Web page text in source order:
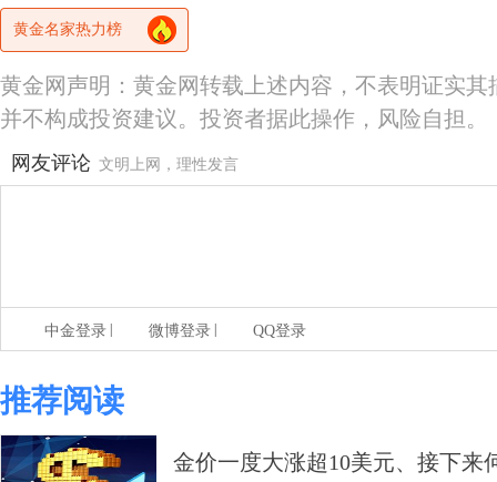
黄金名家热力榜
黄金网声明：黄金网转载上述内容，不表明证实
并不构成投资建议。投资者据此操作，风险自担。
网友评论 文明上网，理性发言
中金登录 微博登录 QQ登录
推荐阅读
金价一度大涨超10美元、接下来